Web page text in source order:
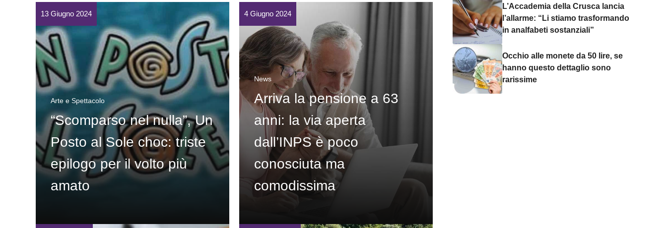
13 Giugno 2024
Arte e Spettacolo
“Scomparso nel nulla”, Un
Posto al Sole choc: triste
epilogo per il volto più
amato
4 Giugno 2024
News
Arriva la pensione a 63
anni: la via aperta
dall’INPS è poco
conosciuta ma
comodissima
L’Accademia della Crusca lancia
l’allarme: “Li stiamo trasformando
in analfabeti sostanziali”
Occhio alle monete da 50 lire, se
hanno questo dettaglio sono
rarissime